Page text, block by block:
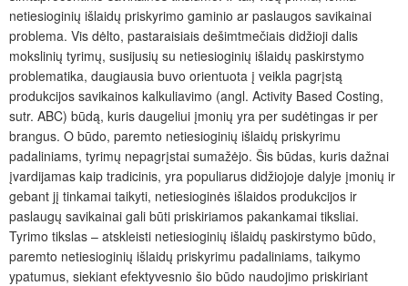
netiesioginių išlaidų priskyrimo gaminio ar paslaugos savikainai
problema. Vis dėlto, pastaraisiais dešimtmečiais didžioji dalis
mokslinių tyrimų, susijusių su netiesioginių išlaidų paskirstymo
problematika, daugiausia buvo orientuota į veikla pagrįstą
produkcijos savikainos kalkuliavimo (angl. Activity Based Costing,
sutr. ABC) būdą, kuris daugeliui įmonių yra per sudėtingas ir per
brangus. O būdo, paremto netiesioginių išlaidų priskyrimu
padaliniams, tyrimų nepagrįstai sumažėjo. Šis būdas, kuris dažnai
įvardijamas kaip tradicinis, yra populiarus didžiojoje dalyje įmonių ir
gebant jį tinkamai taikyti, netiesioginės išlaidos produkcijos ir
paslaugų savikainai gali būti priskiriamos pakankamai tiksliai.
Tyrimo tikslas – atskleisti netiesioginių išlaidų paskirstymo būdo,
paremto netiesioginių išlaidų priskyrimu padaliniams, taikymo
ypatumus, siekiant efektyvesnio šio būdo naudojimo priskiriant